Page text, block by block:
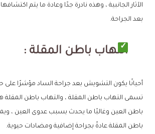
الآثار الجانبية ، وهذه نادرة جدًا وعادة ما يتم
بعد الجراحة.
التهاب باطن المقلة :
أحيانًا يكون التشويش بعد جراحة الساد مؤشرًا
تسمى التهاب باطن المقلة ، والتهاب باطن المقلة
باطن العين وغالبًا ما يحدث بسبب عدوى العين ،
باطن المقلة عادةً بجراحة إضافية ومضادات حيوية.